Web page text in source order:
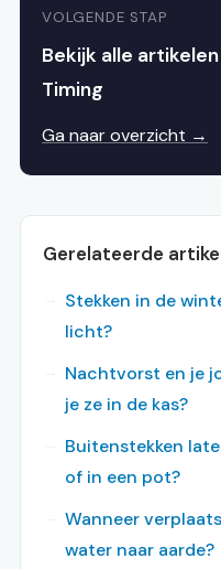
VOLGENDE STAP
Bekijk alle
Timing
Ga naar overzicht →
Gerelateerde
Stekken in de
licht?
Nachtvorst en je
je ze in de kas?
Buitenstekken
of in een pot?
Wanneer
water naar aarde?